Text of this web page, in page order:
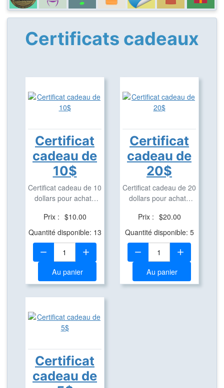
Certificats cadeaux
Certificat
cadeau de
10$
Certificat cadeau de 10
dollars pour achats
Prix : $10.00
Quantité disponible: 13
Quantité:
Au panier
Certificat
cadeau de
20$
Certificat cadeau de 20
dollars pour achats
Prix : $20.00
Quantité disponible: 5
Quantité:
Au panier
Certificat
cadeau de